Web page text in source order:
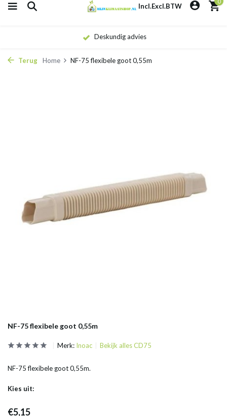
Incl.Excl.BTW
Deskundig advies
Terug Home NF-75 flexibele goot 0,55m
NF-75 flexibele goot 0,55m
Merk: Inoac Bekijk alles CD75
NF-75 flexibele goot 0,55m.
Kies uit:
€5,15